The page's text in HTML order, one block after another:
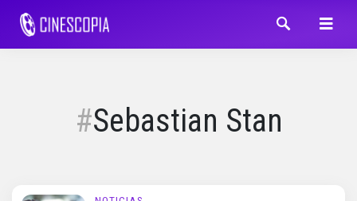
Sebastian Stan